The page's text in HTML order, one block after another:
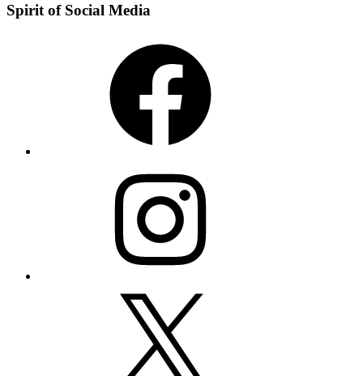
Spirit of Social Media